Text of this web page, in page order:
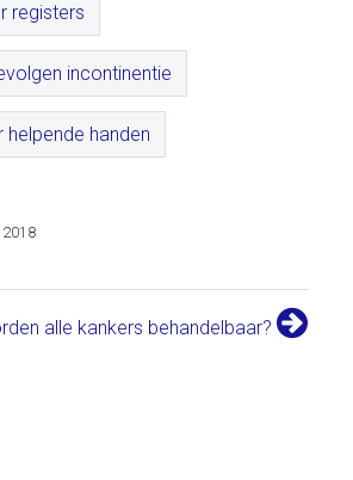
registers
incontinentie
handen
alle kankers behandelbaar?